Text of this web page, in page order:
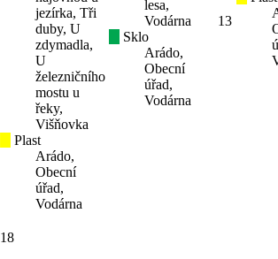
jezírka, Tři
duby, U
zdymadla,
U
železničního
mostu u
řeky,
Višňovka
Plast
Arádo,
Obecní
úřad,
Vodárna
lesa,
Vodárna
Sklo
Arádo,
Obecní
úřad,
Vodárna
13
18